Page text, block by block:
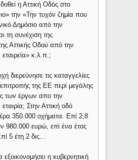
η Αττική Οδός στο
την «Την τυχόν ζημία που
Δημόσιο από την
τη συνέχιση της
Αττικής Οδού από την
κ.λ.π.;
διερεύνησε τις καταγγελίες
επιτροπής της ΕΕ περί μεγάλης
των έργων απο την
Στην Αττική οδό
350.000 οχήματα. Επί 2,8
980.000 ευρώ, επί ένα έτος
5 έτη 2 δις…
η κυβερνητική